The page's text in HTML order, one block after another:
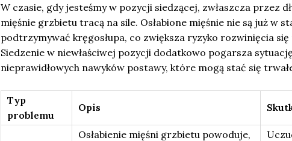
W czasie, gdy jesteśmy w pozycji siedzącej, zwłaszcza przez
mięśnie grzbietu tracą na sile. Osłabione mięśnie nie są już w
podtrzymywać kręgosłupa, co zwiększa ryzyko rozwinięcia
Siedzenie w niewłaściwej pozycji dodatkowo pogarsza
nieprawidłowych nawyków postawy, które mogą stać się
Typ
problemu
Opis
Osłabienie mięśni grzbietu powoduje,